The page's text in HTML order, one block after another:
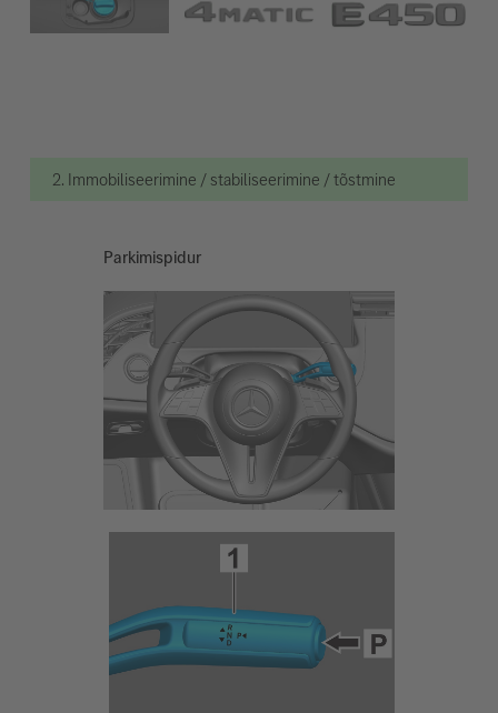
2. Immobiliseerimine / stabiliseerimine / tõstmine
Parkimispidur